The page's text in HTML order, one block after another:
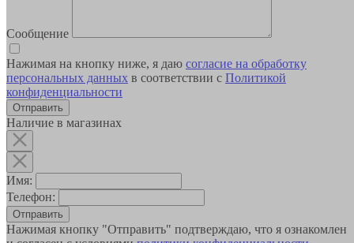
Сообщение
Нажимая на кнопку ниже, я даю согласие на обработку
персональных данных в соответствии с Политикой
конфиденциальности
Наличие в магазинах
Имя:
Телефон:
Отправить
Нажимая кнопку "Отправить" подтверждаю, что я ознакомлен